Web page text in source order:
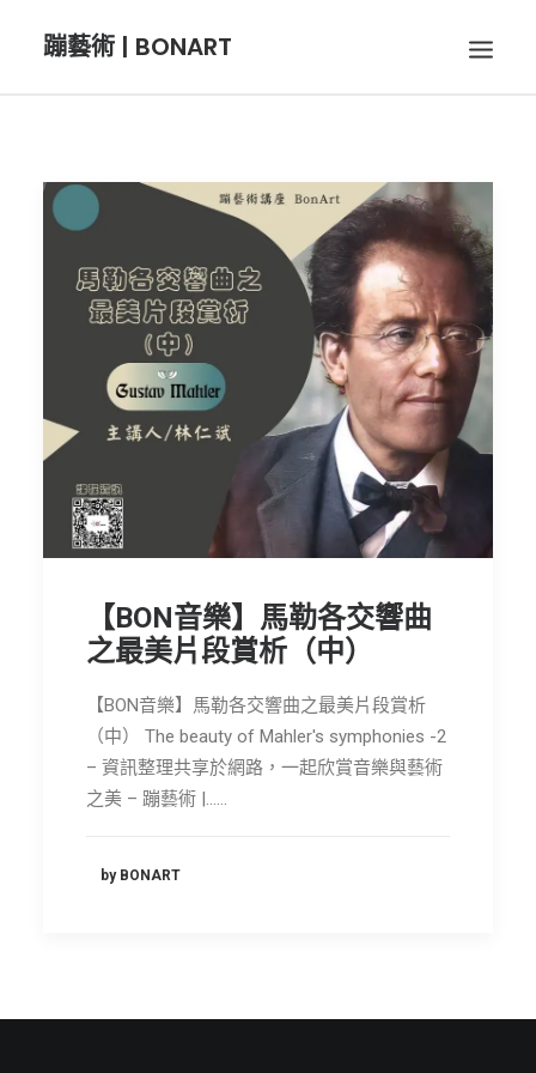
蹦藝術 | BONART
BON攝影
BON插畫
節慶長笛樂團
會員專區
SEARCH
【BON音樂】馬勒各交響曲
之最美片段賞析（中）
【BON音樂】馬勒各交響曲之最美片段賞析
（中） The beauty of Mahler's symphonies -2
– 資訊整理共享於網路，一起欣賞音樂與藝術
之美 – 蹦藝術 |……
by BONART